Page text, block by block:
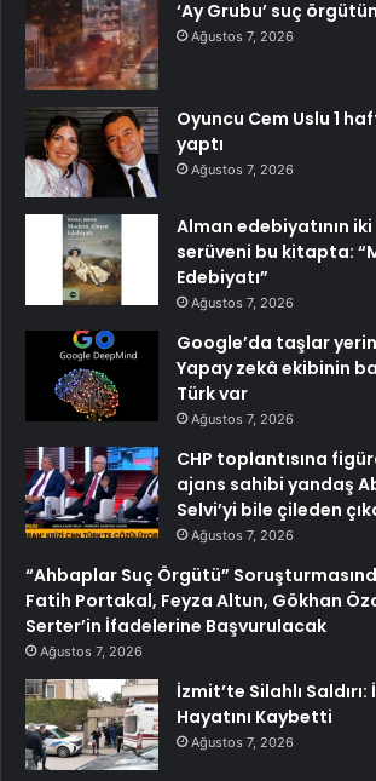
‘Ay Grubu’ suç
Ağustos 7, 2026
Oyuncu Cem Uslu 1
yaptı
Ağustos 7, 2026
Alman edebiyatının iki
serüveni bu kitapta:
Edebiyatı”
Ağustos 7, 2026
Google’da taşlar
Yapay zekâ ekibinin
Türk var
Ağustos 7, 2026
CHP toplantısına
ajans sahibi yandaş
Selvi’yi bile çileden
Ağustos 7, 2026
“Ahbaplar Suç Örgütü”
Fatih Portakal, Feyza Altun, Gökhan
Serter’in İfadelerine Başvurulacak
Ağustos 7, 2026
İzmit’te Silahlı Saldırı:
Hayatını Kaybetti
Ağustos 7, 2026